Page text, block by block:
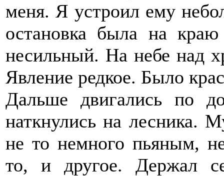
меня. Я устроил ему
остановка была на
несильный. На небе над
Явление редкое. Было
Дальше двигались по
наткнулись на лесника.
не то немного пьяным,
то, и другое. Держал